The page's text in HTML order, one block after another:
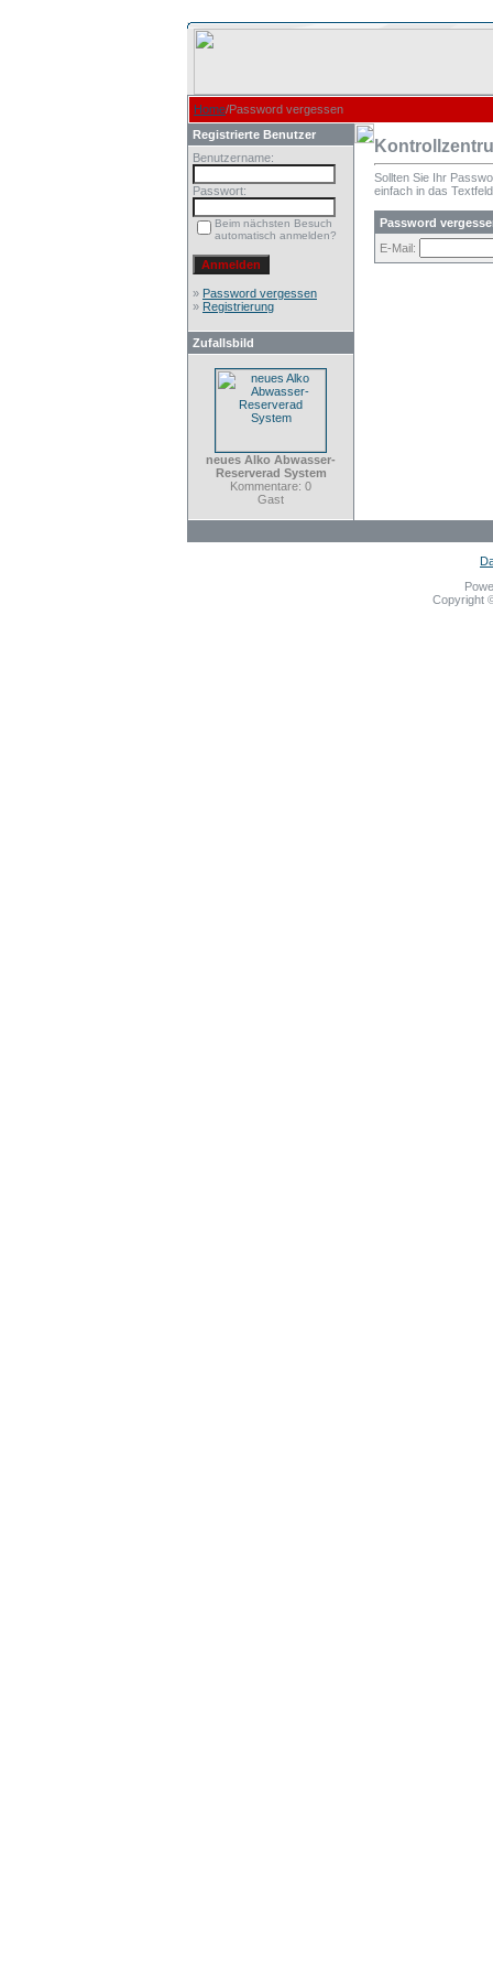
Home/Password vergessen
Registrierte Benutzer
Benutzername:
Passwort:
Beim nächsten Besuch
automatisch anmelden?
» Password vergessen
» Registrierung
Zufallsbild
neues Alko Abwasser-
Reserverad System
Kommentare: 0
Gast
Sollten Sie Ihr
einfach in das
Password
E-Mail:
Copyright